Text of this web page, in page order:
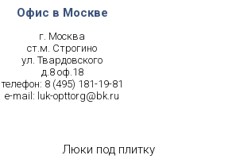
Офис в Москве
г. Москва
ст.м. Строгино
ул. Твардовского
д.8 оф.18
телефон: 8 (495) 181-19-81
e-mail: luk-opttorg@bk.ru
Люки под плитку